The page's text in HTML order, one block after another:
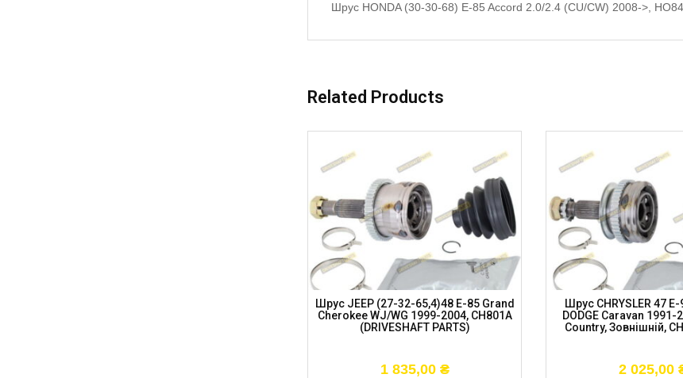
Шрус HONDA (30-30-68) E-85 Accord 2.0/2.4 (CU/CW) 2008->,
Related Products
Шрус JEEP (27-32-65,4)48 E-85 Grand
Cherokee WJ/WG 1999-2004, CH801A
(DRIVESHAFT PARTS)
1 835,00 ₴
Шрус CHRYSLER 47
DODGE Caravan 1991-
Country, Зовнішній,
2 025,00